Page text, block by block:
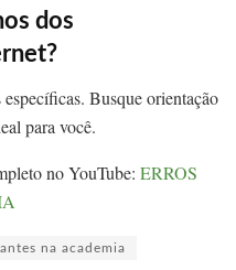
dos
Busque orientação
para você.
no YouTube: ERROS
na academia